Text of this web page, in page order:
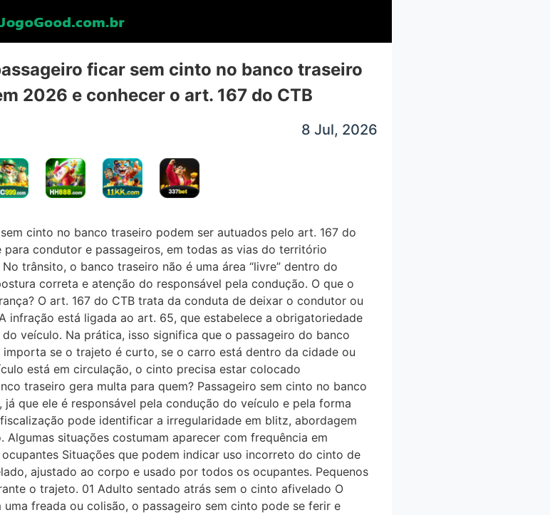
ficar sem cinto no banco traseiro
2026 e conhecer o art. 167 do CTB
8 Jul, 2026
cinto no banco traseiro podem ser autuados pelo art. 167 do
condutor e passageiros, em todas as vias do território
trânsito, o banco traseiro não é uma área “livre” dentro do
correta e atenção do responsável pela condução. O que o
O art. 167 do CTB trata da conduta de deixar o condutor ou
infração está ligada ao art. 65, que estabelece a obrigatoriedade
veículo. Na prática, isso significa que o passageiro do banco
se o trajeto é curto, se o carro está dentro da cidade ou
está em circulação, o cinto precisa estar colocado
traseiro gera multa para quem? Passageiro sem cinto no banco
que ele é responsável pela condução do veículo e pela forma
pode identificar a irregularidade em blitz, abordagem
situações costumam aparecer com frequência em
Situações que podem indicar uso incorreto do cinto de
ajustado ao corpo e usado por todos os ocupantes. Pequenos
o trajeto. 01 Adulto sentado atrás sem o cinto afivelado O
freada ou colisão, o passageiro sem cinto pode se ferir e